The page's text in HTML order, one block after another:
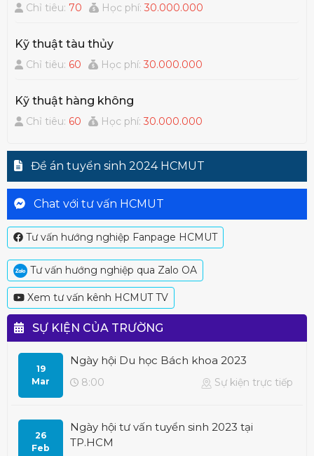
Chỉ tiêu: 70 Học phí:30.000.000
Kỹ thuật tàu thủy
Chỉ tiêu: 60 Học phí:30.000.000
Kỹ thuật hàng không
Chỉ tiêu: 60 Học phí:30.000.000
Đề án tuyển sinh 2024 HCMUT
Chat với tư vấn HCMUT
Tư vấn hướng nghiệp Fanpage HCMUT
Tư vấn hướng nghiệp qua Zalo OA
Xem tư vấn kênh HCMUT TV
SỰ KIỆN CỦA TRƯỜNG
19
Mar
Ngày hội Du học Bách khoa 2023
8:00 Sự kiện trực tiếp
26
Feb
Ngày hội tư vấn tuyển sinh 2023 tại
TP.HCM